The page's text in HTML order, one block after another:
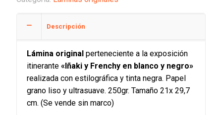
Descripción
Lámina original perteneciente a la exposición
itinerante «Iñaki y Frenchy en blanco y negro»
realizada con estilográfica y tinta negra. Papel
grano liso y ultrasuave. 250gr. Tamaño 21x 29,7
cm. (Se vende sin marco)